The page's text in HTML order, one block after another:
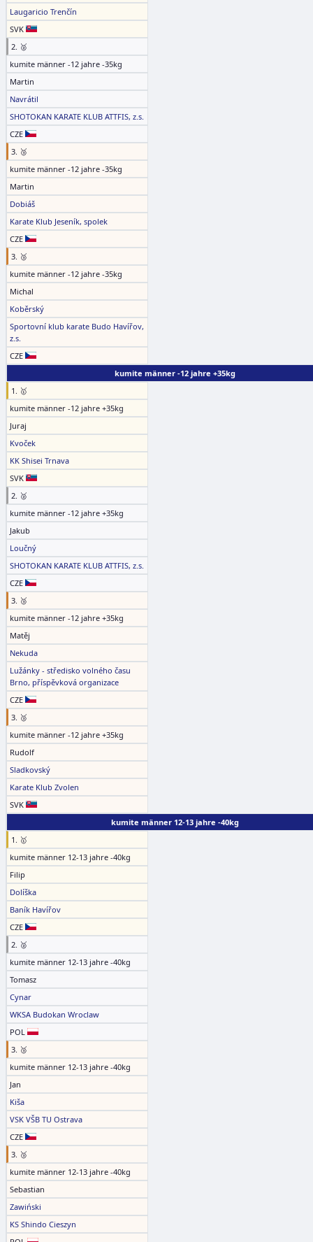
Laugaricio Trenčín
SVK
2. 🥈
kumite männer -12 jahre -35kg
Martin
Navrátil
SHOTOKAN KARATE KLUB ATTFIS, z.s.
CZE
3. 🥉
kumite männer -12 jahre -35kg
Martin
Dobiáš
Karate Klub Jeseník, spolek
CZE
3. 🥉
kumite männer -12 jahre -35kg
Michal
Koběrský
Sportovní klub karate Budo Havířov,
z.s.
CZE
kumite männer -12 jahre +35kg
1. 🥇
kumite männer -12 jahre +35kg
Juraj
Kvoček
KK Shisei Trnava
SVK
2. 🥈
kumite männer -12 jahre +35kg
Jakub
Loučný
SHOTOKAN KARATE KLUB ATTFIS, z.s.
CZE
3. 🥉
kumite männer -12 jahre +35kg
Matěj
Nekuda
Lužánky - středisko volného času
Brno, příspěvková organizace
CZE
3. 🥉
kumite männer -12 jahre +35kg
Rudolf
Sladkovský
Karate Klub Zvolen
SVK
kumite männer 12-13 jahre -40kg
1. 🥇
kumite männer 12-13 jahre -40kg
Filip
Dolíška
Baník Havířov
CZE
2. 🥈
kumite männer 12-13 jahre -40kg
Tomasz
Cynar
WKSA Budokan Wroclaw
POL
3. 🥉
kumite männer 12-13 jahre -40kg
Jan
Kiša
VSK VŠB TU Ostrava
CZE
3. 🥉
kumite männer 12-13 jahre -40kg
Sebastian
Zawiński
KS Shindo Cieszyn